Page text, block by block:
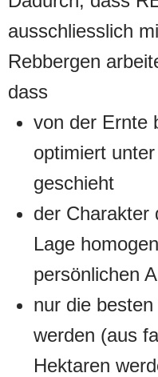
ausschliesslich
Rebbergen
dass
von der Ernte
optimiert
geschieht
der Charakter
Lage
persönlichen
nur die
werden (aus
Hektaren